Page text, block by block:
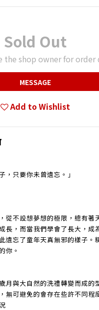
Sold Out
the shop owner for order
MESSAGE
Add to Wishlist
，只要你未曾遺忘。」
從不設想夢想的極限， 總有著
長， 而當我們學會了長大，成
遺忘了童年天真無邪的樣子。
你。
月與大自然的洗禮轉變而成的
無可避免的會存在些許不同程